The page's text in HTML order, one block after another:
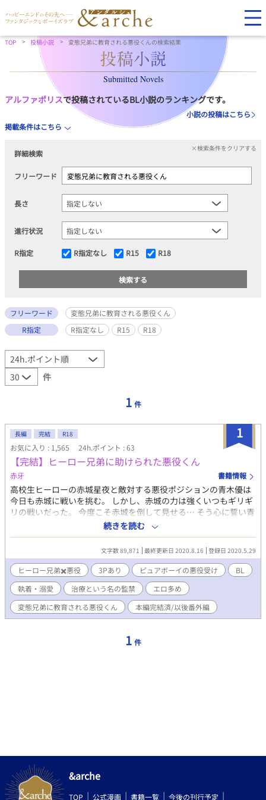
TOP 投稿小説 変態兄弟に教育される悪役くんの検索結果
Submitted Novels
アルファポリスで投稿されているBL小説のランキングです。
小説の投稿はこちら
掲載条件はこちら
詳細検索
×検索条件をクリアする
フリーワード
長さ
進行状況
R指定 R指定なし R15 R18
フリーワード
変態兄弟に教育される悪役くん
R指定
R指定なし R15 R18
件
1 件
1
長編 完結 R18
お気に入り : 1,565 24h.ポイント : 63
【完結】ヒーロー兄弟に助けられた悪役くん
赤牙 書籍情報
高校生ヒーローの赤城星夜と敵対する悪役ポジションの青木優は
今日も赤城に戦いを挑む。 しかし、赤城の力は強くいつもギリギ
リの戦いだった。 今度こそ赤城を倒して見せる… そう心に誓い青
木は新しい武器の作成や作戦を考える日々を送っていた。 しかし
ある日、青木とは違う強大な敵が赤城を襲う。 赤城の弟 ヒカルを
人質に取られピンチの赤城。 このままでは赤城が他の奴に倒され
てしまう… 「そいつを倒すのは……俺だぁぁあ！！」 俺は同じ志
を持つ敵へと突っ込んでいき赤城を助けるような行動をとってし
まう。 そして俺は力尽き意識を失い倒れてしまう。 俺は赤城兄弟
に助けられ気が付いた時には赤城家のベッドで寝かされ治療され
ていた。 しかし…優しい赤城の弟 ヒカルに怪我した体を治療され
ればされる程に疼きだしおかしくなる俺の体。 ヒカル… 俺の下半
するなって……あっ…下半身は今からヒカルに治療してもらう予
定で… あれ？ 2人とも顔が近…あっ…ちょっ…待っ………。 ムッ
続きを読む
文字数 89,871 最終更新日 2020.8.16 登録日 2020.5.29
ヒーロー兄弟✖️悪役 3Pあり ピュアボーイの悪役受け
BL
執着・溺愛
治療という名の監禁
エロ多め
変態兄弟に教育される悪役くん
本編完結済/以後番外編
1 件
&arche
TOP 公式漫画 書籍一覧 今後の刊行予定